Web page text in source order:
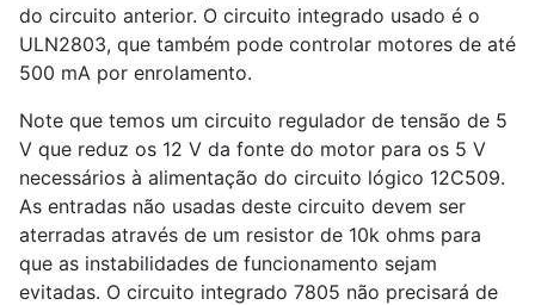
do circuito anterior. O circuito integrado usado é o
ULN2803, que também pode controlar motores de até
500 mA por enrolamento.
Note que temos um circuito regulador de tensão de 5
V que reduz os 12 V da fonte do motor para os 5 V
necessários à alimentação do circuito lógico 12C509.
As entradas não usadas deste circuito devem ser
aterradas através de um resistor de 10k ohms para
que as instabilidades de funcionamento sejam
evitadas. O circuito integrado 7805 não precisará de